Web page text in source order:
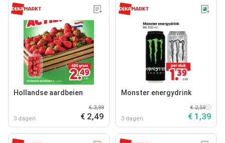
Hollandse aardbeien
3 dagen
€ 3,99
€ 2,49
Monster energydrink
3 dagen
€ 2,59
€ 1,39